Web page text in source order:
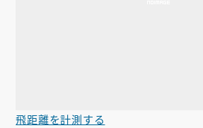
飛距離を計測する